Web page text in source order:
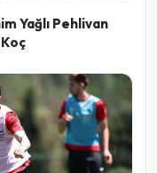
Yağlı Pehlivan